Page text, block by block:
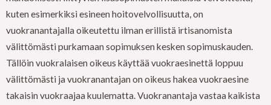
kuten esimerkiksi esineen hoitovelvollisuutta, on
vuokranantajalla oikeutettu ilman erillistä irtisanomista
välittömästi purkamaan sopimuksen kesken sopimuskauden.
Tällöin vuokralaisen oikeus käyttää vuokraesinettä loppuu
välittömästi ja vuokranantajan on oikeus hakea vuokraesine
takaisin vuokraajaa kuulematta. Vuokranantaja vastaa kaikista